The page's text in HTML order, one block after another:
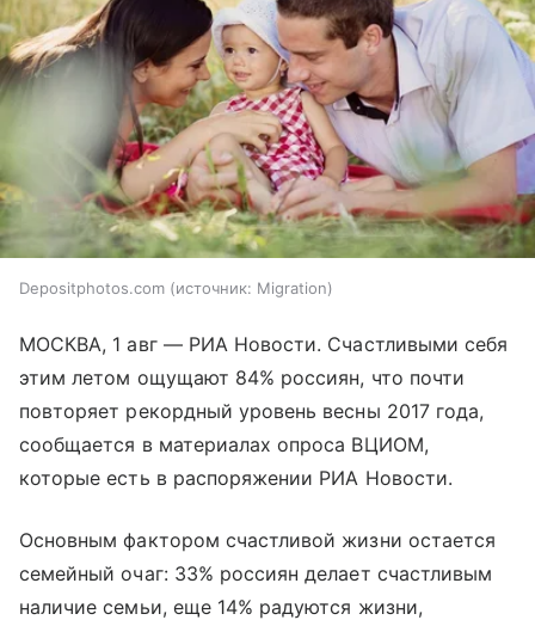
Depositphotos.com источник: Migration
МОСКВА, 1 авг — РИА Новости. Счастливыми себя
этим летом ощущают 84% россиян, что почти
повторяет рекордный уровень весны 2017 года,
сообщается в материалах опроса ВЦИОМ,
которые есть в распоряжении РИА Новости.
Основным фактором счастливой жизни остается
семейный очаг: 33% россиян делает счастливым
наличие семьи, еще 14% радуются жизни,